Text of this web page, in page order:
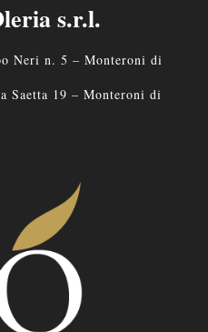
s.r.l.
Neri n. 5 – Monteroni di
Saetta 19 – Monteroni di